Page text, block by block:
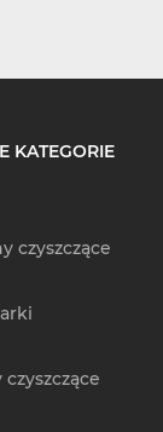
KATEGORIE
czyszczące